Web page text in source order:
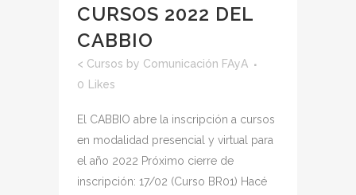
CURSOS 2022 DEL
CABBIO
< Cursos by Comunicación FAyA
0
Likes
El CABBIO abre la inscripción a cursos
en modalidad presencial y virtual para
el año 2022 Próximo cierre de
inscripción: 17/02 (Curso BR01) Hacé